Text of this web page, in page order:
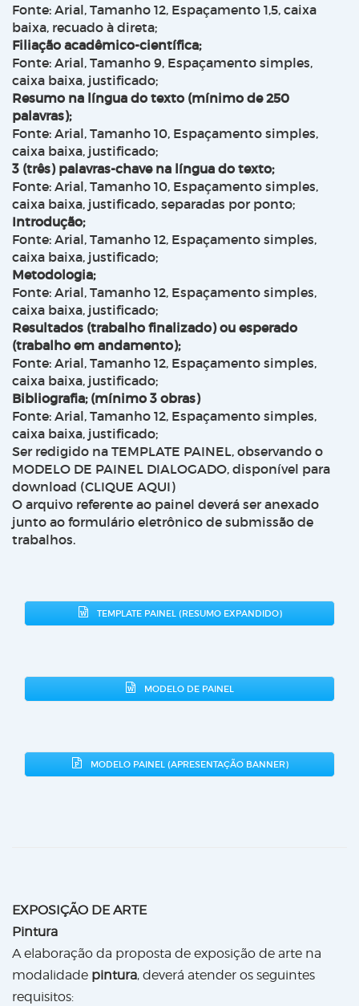
Fonte: Arial, Tamanho 12, Espaçamento 1,5, caixa
baixa, recuado à direta;
Filiação acadêmico-científica;
Fonte: Arial, Tamanho 9, Espaçamento simples,
caixa baixa, justificado;
Resumo na língua do texto (mínimo de 250
palavras);
Fonte: Arial, Tamanho 10, Espaçamento simples,
caixa baixa, justificado;
3 (três) palavras-chave na língua do texto;
Fonte: Arial, Tamanho 10, Espaçamento simples,
caixa baixa, justificado, separadas por ponto;
Introdução;
Fonte: Arial, Tamanho 12, Espaçamento simples,
caixa baixa, justificado;
Metodologia;
Fonte: Arial, Tamanho 12, Espaçamento simples,
caixa baixa, justificado;
Resultados (trabalho finalizado) ou esperado
(trabalho em andamento);
Fonte: Arial, Tamanho 12, Espaçamento simples,
caixa baixa, justificado;
Bibliografia; (mínimo 3 obras)
Fonte: Arial, Tamanho 12, Espaçamento simples,
caixa baixa, justificado;
Ser redigido na TEMPLATE PAINEL, observando o
MODELO DE PAINEL DIALOGADO, disponível para
download (CLIQUE AQUI)
O arquivo referente ao painel deverá ser anexado
junto ao formulário eletrônico de submissão de
trabalhos.
TEMPLATE PAINEL (RESUMO EXPANDIDO)
MODELO DE PAINEL
MODELO PAINEL (APRESENTAÇÃO BANNER)
EXPOSIÇÃO DE ARTE
Pintura
A elaboração da proposta de exposição de arte na
modalidade pintura, deverá atender os seguintes
requisitos: